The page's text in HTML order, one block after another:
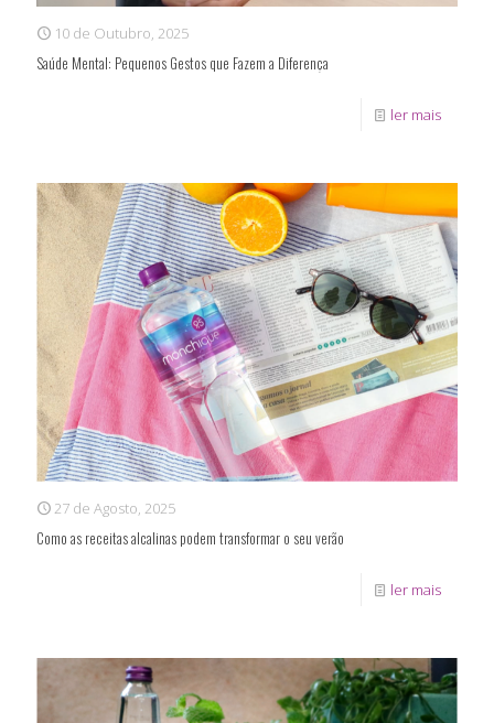
10 de Outubro, 2025
Saúde Mental: Pequenos Gestos que Fazem a Diferença
ler mais
27 de Agosto, 2025
Como as receitas alcalinas podem transformar o seu verão
ler mais